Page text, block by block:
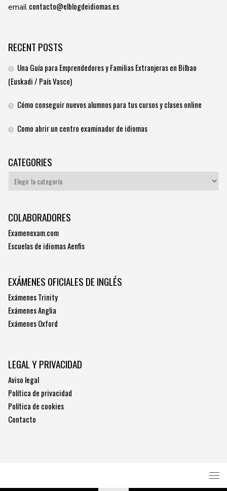
email contacto@elblogdeidiomas.es
RECENT POSTS
Una Guía para Emprendedores y Familias Extranjeras en Bilbao
(Euskadi / País Vasco)
Cómo conseguir nuevos alumnos para tus cursos y clases online
Como abrir un centro examinador de idiomas
CATEGORIES
Categories
COLABORADORES
Examenexam.com
Escuelas de idiomas Aenfis
EXÁMENES OFICIALES DE INGLÉS
Exámenes Trinity
Exámenes Anglia
Exámenes Oxford
LEGAL Y PRIVACIDAD
Aviso legal
Política de privacidad
Política de cookies
Contacto